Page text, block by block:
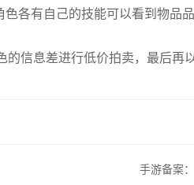
各有自己的技能可以看到物品
信息差进行低价拍卖，最后再
手游备案：